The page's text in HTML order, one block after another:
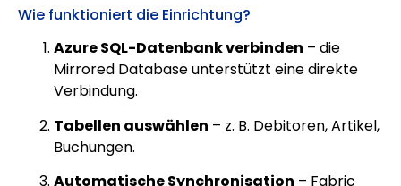
Wie funktioniert die Einrichtung?
Azure SQL-Datenbank verbinden – die
Mirrored Database unterstützt eine direkte
Verbindung.
Tabellen auswählen – z. B. Debitoren, Artikel,
Buchungen.
Automatische Synchronisation – Fabric